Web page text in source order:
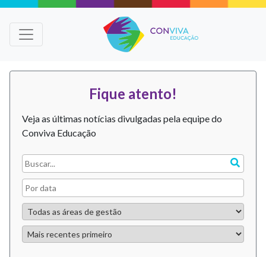
Fique atento!
Veja as últimas notícias divulgadas pela equipe do
Conviva Educação